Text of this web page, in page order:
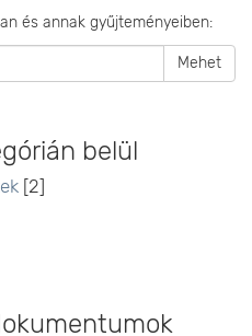
és annak gyűjteményeiben:
Mehet
belül
[2]